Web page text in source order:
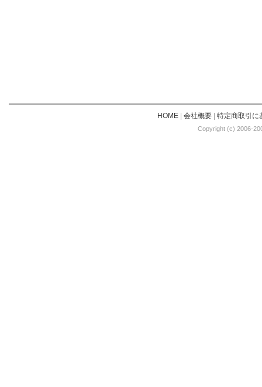
HOME| 会社概要| 特定商取引に
Copyright (c) 2006-